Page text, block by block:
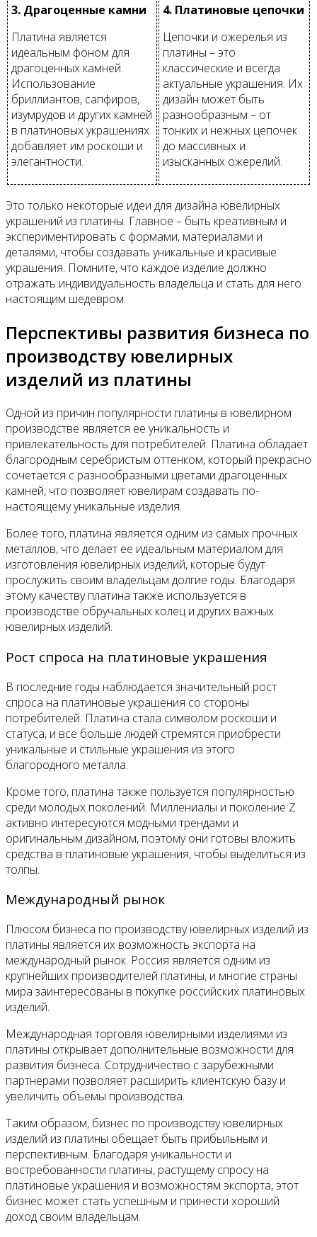
3. Драгоценные камни
Платина является
идеальным фоном для
драгоценных камней.
Использование
бриллиантов, сапфиров,
изумрудов и других камней
в платиновых украшениях
добавляет им роскоши и
элегантности.
4. Платиновые цепочки
Цепочки и ожерелья из
платины – это
классические и всегда
актуальные украшения. Их
дизайн может быть
разнообразным – от
тонких и нежных цепочек
до массивных и
изысканных ожерелий.
Это только некоторые идеи для дизайна ювелирных
украшений из платины. Главное – быть креативным и
экспериментировать с формами, материалами и
деталями, чтобы создавать уникальные и красивые
украшения. Помните, что каждое изделие должно
отражать индивидуальность владельца и стать для него
настоящим шедевром.
Перспективы развития бизнеса по
производству ювелирных
изделий из платины
Одной из причин популярности платины в ювелирном
производстве является ее уникальность и
привлекательность для потребителей. Платина обладает
благородным серебристым оттенком, который прекрасно
сочетается с разнообразными цветами драгоценных
камней, что позволяет ювелирам создавать по-
настоящему уникальные изделия.
Более того, платина является одним из самых прочных
металлов, что делает ее идеальным материалом для
изготовления ювелирных изделий, которые будут
прослужить своим владельцам долгие годы. Благодаря
этому качеству платина также используется в
производстве обручальных колец и других важных
ювелирных изделий.
Рост спроса на платиновые украшения
В последние годы наблюдается значительный рост
спроса на платиновые украшения со стороны
потребителей. Платина стала символом роскоши и
статуса, и все больше людей стремятся приобрести
уникальные и стильные украшения из этого
благородного металла.
Кроме того, платина также пользуется популярностью
среди молодых поколений. Миллениалы и поколение Z
активно интересуются модными трендами и
оригинальным дизайном, поэтому они готовы вложить
средства в платиновые украшения, чтобы выделиться из
толпы.
Международный рынок
Плюсом бизнеса по производству ювелирных изделий из
платины является их возможность экспорта на
международный рынок. Россия является одним из
крупнейших производителей платины, и многие страны
мира заинтересованы в покупке российских платиновых
изделий.
Международная торговля ювелирными изделиями из
платины открывает дополнительные возможности для
развития бизнеса. Сотрудничество с зарубежными
партнерами позволяет расширить клиентскую базу и
увеличить объемы производства.
Таким образом, бизнес по производству ювелирных
изделий из платины обещает быть прибыльным и
перспективным. Благодаря уникальности и
востребованности платины, растущему спросу на
платиновые украшения и возможностям экспорта, этот
бизнес может стать успешным и принести хороший
доход своим владельцам.